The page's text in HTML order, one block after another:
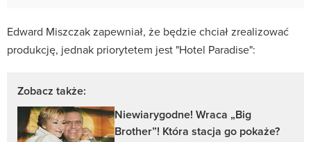
Edward Miszczak zapewniał, że będzie chciał zrealizować
produkcję, jednak priorytetem jest "Hotel Paradise":
Zobacz także:
Niewiarygodne! Wraca „Big
Brother”! Która stacja go pokaże?